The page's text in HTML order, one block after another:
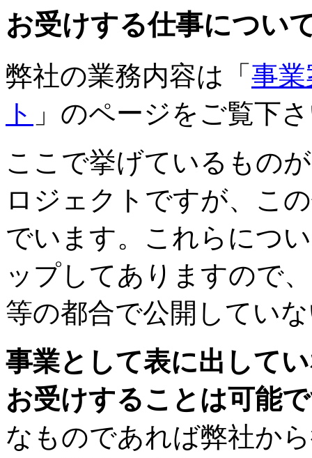
お受けする仕事につい
弊社の業務内容は「 事
ト 」のページをご覧下
ここで挙げているもの
ロジェクトですが、こ
でいます。これらにつ
ップしてありますので
等の都合で公開してい
事業として表に出して
お受けすることは可能
なものであれば弊社か